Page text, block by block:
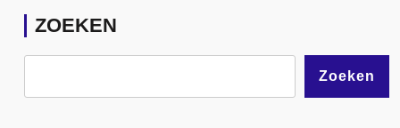
ZOEKEN
Zoeken